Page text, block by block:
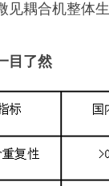
见耦合机整体
目了然